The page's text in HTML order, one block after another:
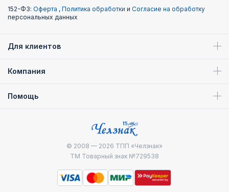
152-ФЗ: Оферта , Политика обработки и Согласие на обработку
персональных данных
Для клиентов
Компания
Помощь
© 2008 — 2026 ТПП «Челзнак»
ТМ Товарный знак №729538